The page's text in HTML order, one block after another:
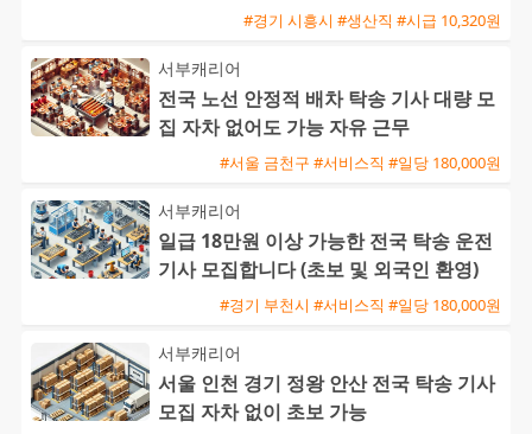
#경기 시흥시 #생산직 #시급 10,320원
서부캐리어
전국 노선 안정적 배차 탁송 기사 대량 모
집 자차 없어도 가능 자유 근무
#서울 금천구 #서비스직 #일당 180,000원
서부캐리어
일급 18만원 이상 가능한 전국 탁송 운전
기사 모집합니다 (초보 및 외국인 환영)
#경기 부천시 #서비스직 #일당 180,000원
서부캐리어
서울 인천 경기 정왕 안산 전국 탁송 기사
모집 자차 없이 초보 가능